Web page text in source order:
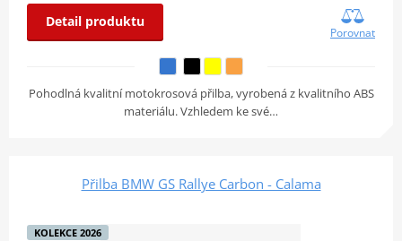
Detail produktu
Porovnat
Pohodlná kvalitní motokrosová přilba, vyrobená z kvalitního ABS
materiálu. Vzhledem ke své…
Přilba BMW GS Rallye Carbon - Calama
KOLEKCE 2026